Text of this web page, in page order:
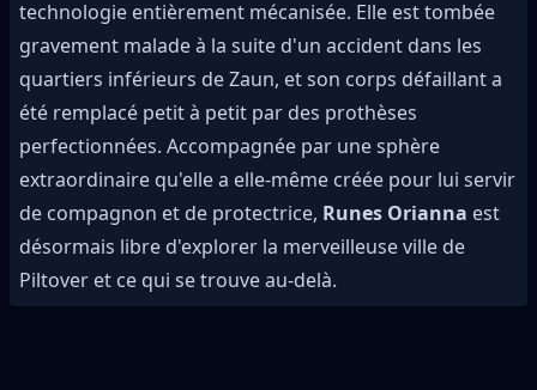
technologie entièrement mécanisée. Elle est tombée
gravement malade à la suite d'un accident dans les
quartiers inférieurs de Zaun, et son corps défaillant a
été remplacé petit à petit par des prothèses
perfectionnées. Accompagnée par une sphère
extraordinaire qu'elle a elle-même créée pour lui servir
de compagnon et de protectrice, Runes Orianna est
désormais libre d'explorer la merveilleuse ville de
Piltover et ce qui se trouve au-delà.